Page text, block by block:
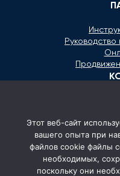
Улица
Этот веб-сайт
вашего опыта при
файлов cookie файлы
необходимых,
поскольку они